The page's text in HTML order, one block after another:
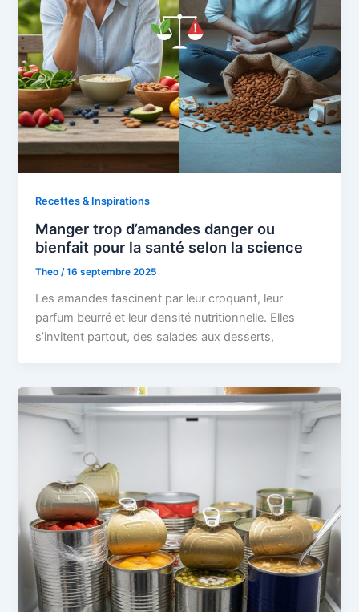
Recettes & Inspirations
Manger trop d’amandes danger ou
bienfait pour la santé selon la science
Theo /16 septembre 2025
Les amandes fascinent par leur croquant, leur
parfum beurré et leur densité nutritionnelle. Elles
s’invitent partout, des salades aux desserts,